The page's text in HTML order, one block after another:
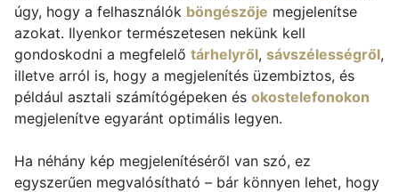
úgy, hogy a felhasználók böngészője megjelenítse
azokat. Ilyenkor természetesen nekünk kell
gondoskodni a megfelelő tárhelyről, sávszélességről,
illetve arról is, hogy a megjelenítés üzembiztos, és
például asztali számítógépeken és okostelefonokon
megjelenítve egyaránt optimális legyen.
Ha néhány kép megjelenítéséről van szó, ez
egyszerűen megvalósítható – bár könnyen lehet, hogy